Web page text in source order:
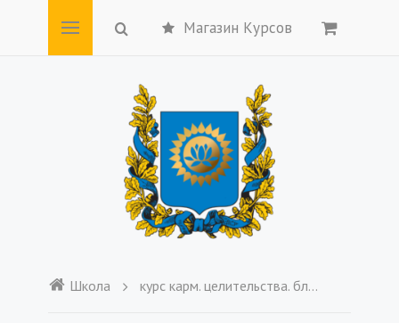
Магазин Курсов
Школа курс карм. целительства. блок 4